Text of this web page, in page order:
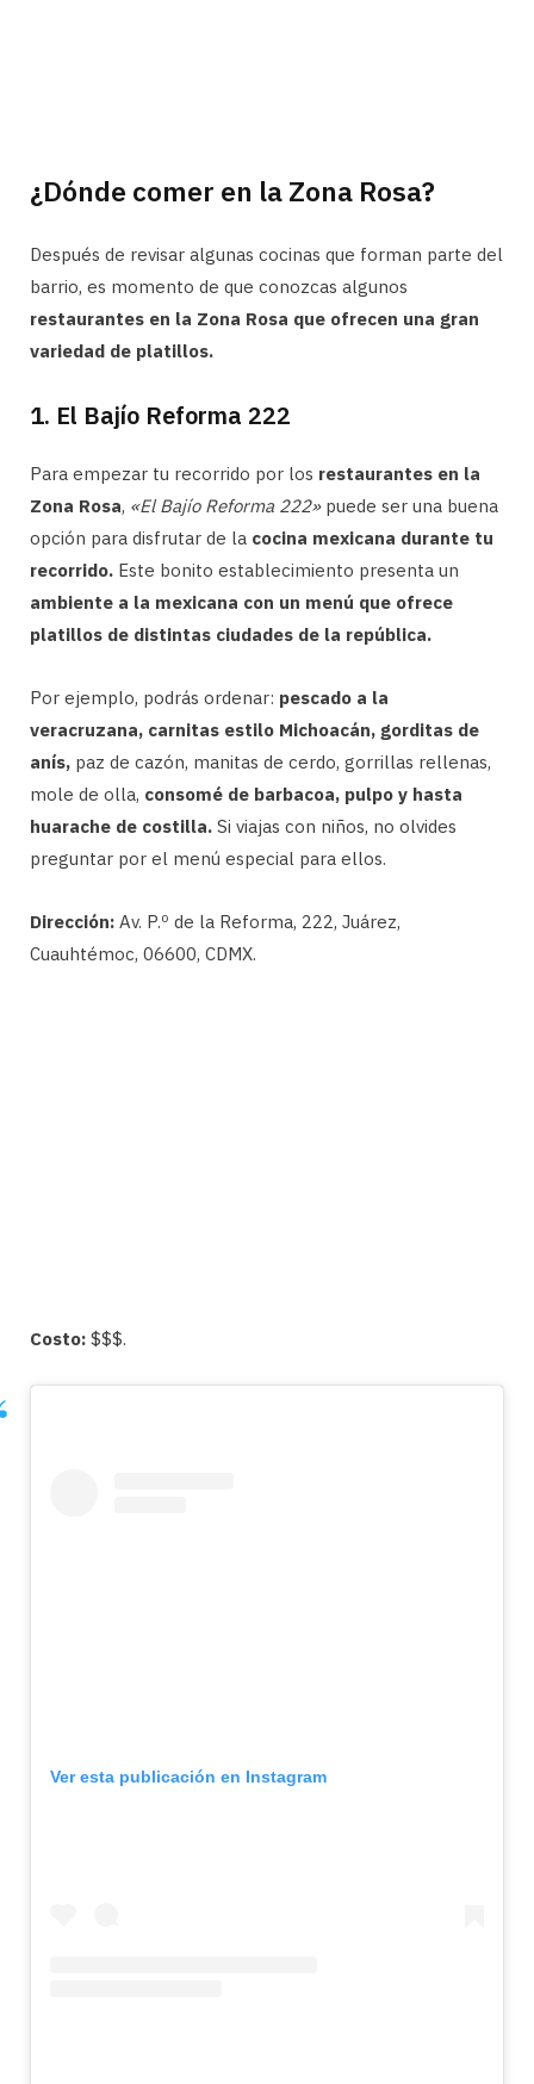
¿Dónde comer en la Zona Rosa?
Después de revisar algunas cocinas que forman parte del
barrio, es momento de que conozcas algunos
restaurantes en la Zona Rosa que ofrecen una gran
variedad de platillos.
1. El Bajío Reforma 222
Para empezar tu recorrido por los restaurantes en la
Zona Rosa, «El Bajío Reforma 222»puede ser una buena
opción para disfrutar de la cocina mexicana durante tu
recorrido. Este bonito establecimiento presenta un
ambiente a la mexicana con un menú que ofrece
platillos de distintas ciudades de la república.
Por ejemplo, podrás ordenar: pescado a la
veracruzana, carnitas estilo Michoacán, gorditas de
anís, paz de cazón, manitas de cerdo, gorrillas rellenas,
mole de olla, consomé de barbacoa, pulpo y hasta
huarache de costilla. Si viajas con niños, no olvides
preguntar por el menú especial para ellos.
Dirección: Av. P.º de la Reforma, 222, Juárez,
Cuauhtémoc, 06600, CDMX.
Costo: $$$.
Ver esta publicación en Instagram